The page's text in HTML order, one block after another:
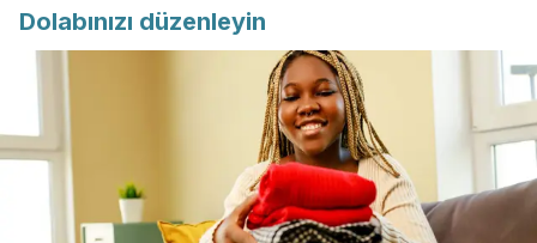
Dolabınızı düzenleyin